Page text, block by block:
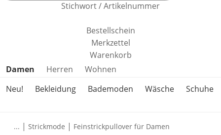
Stichwort / Artikelnummer
Bestellschein
Merkzettel
Warenkorb
Produktkategorien überspringen
Damen Herren
Wohnen
Neu!
Bekleidung Bademoden Wäsche Schuhe
... | Strickmode | Feinstrickpullover für Damen